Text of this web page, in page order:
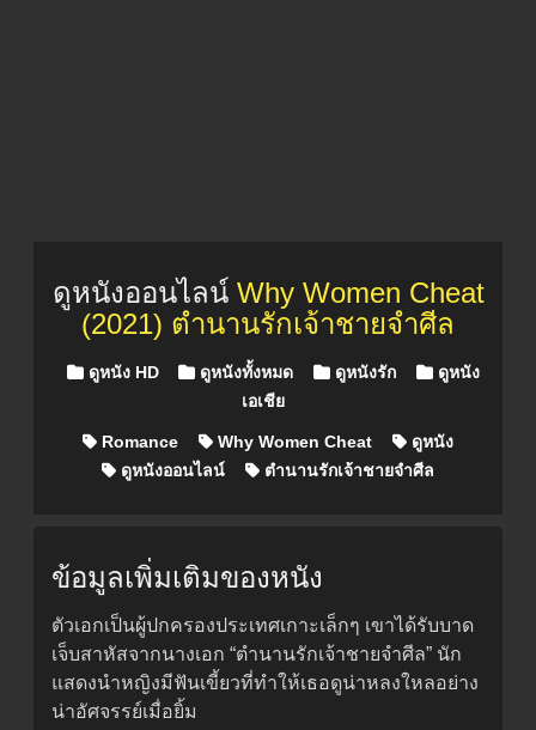
ดูหนังออนไลน์ Why Women Cheat
(2021) ตำนานรักเจ้าชายจำศีล
Posted in
ดูหนัง HD ดูหนังทั้งหมด ดูหนังรัก
ดูหนัง
เอเชีย
Romance Why Women Cheat
ดูหนัง
ดูหนังออนไลน์
ตำนานรักเจ้าชายจำศีล
ข้อมูลเพิ่มเติมของหนัง
ตัวเอกเป็นผู้ปกครองประเทศเกาะเล็กๆ เขาได้รับบาด
เจ็บสาหัสจากนางเอก “ตำนานรักเจ้าชายจำศีล” นัก
แสดงนำหญิงมีฟันเขี้ยวที่ทำให้เธอดูน่าหลงใหลอย่าง
น่าอัศจรรย์เมื่อยิ้ม